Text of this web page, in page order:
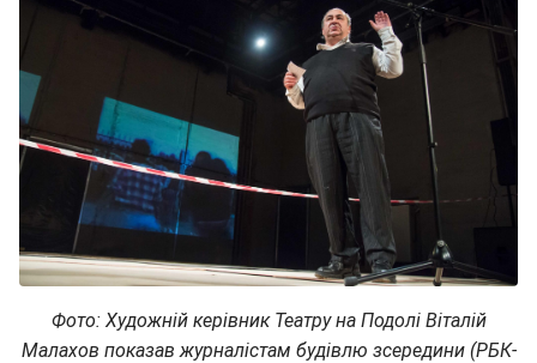
Фото: Художній керівник Театру на Подолі Віталій
Малахов показав журналістам будівлю зсередини (РБК-